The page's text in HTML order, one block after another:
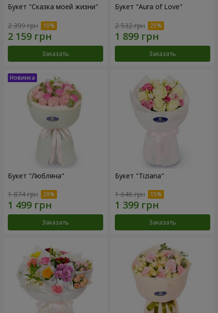
Букет "Сказка моей жизни"
2 399 грн
Заказать
Букет "Aura of Love"
2 532 грн
Заказать
Букет "Любляна"
1 874 грн
Заказать
Букет "Tiziana"
1 646 грн
Заказать